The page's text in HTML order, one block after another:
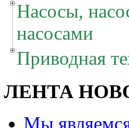
Насосы,
насосами
Приводная
ЛЕНТА
Мы